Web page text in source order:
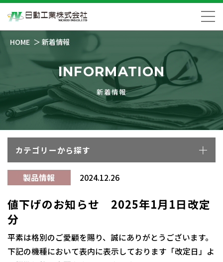
HOME 新着情報
INFORMATION
新着情報
カテゴリーから探す
製品情報 2024.12.26
値下げのお知らせ 2025年1月1日改定
分
平素は格別のご愛顧を賜り、誠にありがとうございます。
下記の機種において表内に表示しております「改定日」よ